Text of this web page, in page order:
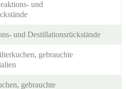
und
und Destillationsrückstände
gebrauchte
gebrauchte